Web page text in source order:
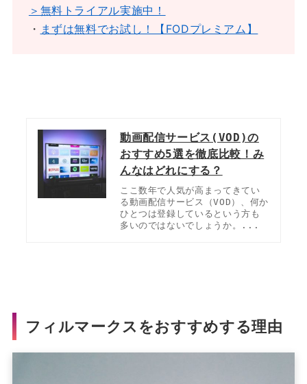
＞無料トライアル実施中！
・ まずは無料でお試し！【FODプレミアム】
動画配信サービス(VOD)の
おすすめ5選を徹底比較！み
んなはどれにする？
ここ数年で人気が高まってきてい
る動画配信サービス（VOD）、何か
ひとつは登録しているという方も
多いのではないでしょうか。...
フィルマークスをおすすめする理由